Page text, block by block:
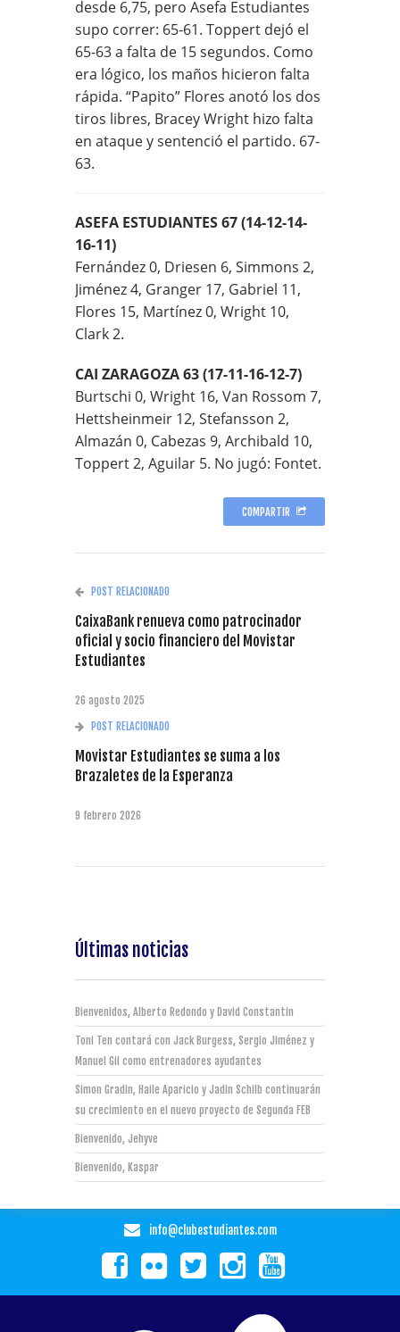
desde 6,75, pero Asefa Estudiantes
supo correr: 65-61. Toppert dejó el
65-63 a falta de 15 segundos. Como
era lógico, los maños hicieron falta
rápida. “Papito” Flores anotó los dos
tiros libres, Bracey Wright hizo falta
en ataque y sentenció el partido. 67-
63.
ASEFA ESTUDIANTES 67 (14-12-14-
16-11)
Fernández 0, Driesen 6, Simmons 2,
Jiménez 4, Granger 17, Gabriel 11,
Flores 15, Martínez 0, Wright 10,
Clark 2.
CAI ZARAGOZA 63 (17-11-16-12-7)
Burtschi 0, Wright 16, Van Rossom 7,
Hettsheinmeir 12, Stefansson 2,
Almazán 0, Cabezas 9, Archibald 10,
Toppert 2, Aguilar 5. No jugó: Fontet.
COMPARTIR
POST RELACIONADO
CaixaBank renueva como patrocinador
oficial y socio financiero del Movistar
Estudiantes
26 agosto 2025
POST RELACIONADO
Movistar Estudiantes se suma a los
Brazaletes de la Esperanza
9 febrero 2026
Últimas noticias
Bienvenidos, Alberto Redondo y David Constantin
Toni Ten contará con Jack Burgess, Sergio Jiménez y
Manuel Gil como entrenadores ayudantes
Simon Gradin, Haile Aparicio y Jadin Schilb continuarán
su crecimiento en el nuevo proyecto de Segunda FEB
Bienvenido, Jehyve
Bienvenido, Kaspar
info@clubestudiantes.com